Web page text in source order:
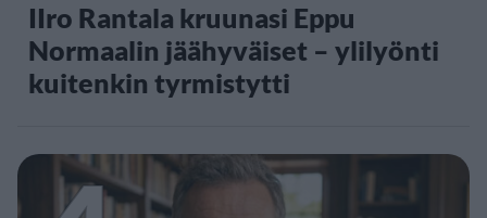
IIro Rantala kruunasi Eppu
Normaalin jäähyväiset – ylilyönti
kuitenkin tyrmistytti